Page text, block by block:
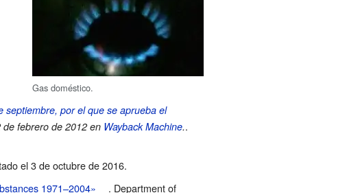
Gas doméstico.
septiembre, por el que se aprueba el
febrero de 2012 en Wayback Machine..
el 3 de octubre de 2016.
1971–2004»
. Department of